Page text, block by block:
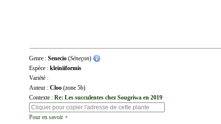
Genre : Senecio (Séneçon)
Espèce : kleiniiformis
Variété :
Auteur : Cloo (zone 5b)
Contexte : Re: Les succulentes chez Sougriwa en 2019
Pour en savoir +